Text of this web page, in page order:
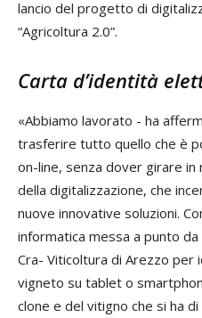
lancio del progetto di
“Agricoltura 2.0”.
Carta d’identità
«Abbiamo lavorato - ha
trasferire tutto quello che è
on-line, senza dover girare in
della digitalizzazione, che
nuove innovative soluzioni.
informatica messa a punto da
Cra- Viticoltura di Arezzo
vigneto su tablet o
clone e del vitigno che si ha